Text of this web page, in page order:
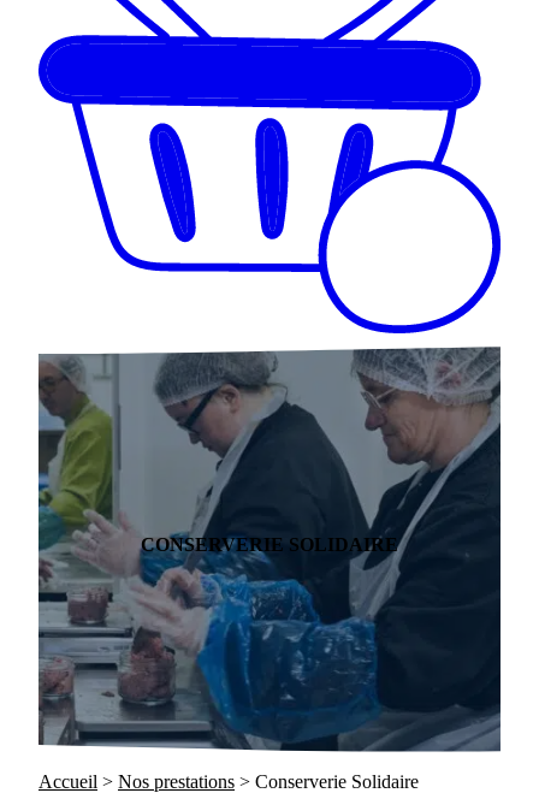
CONSERVERIE SOLIDAIRE
Accueil > Nos prestations > Conserverie Solidaire